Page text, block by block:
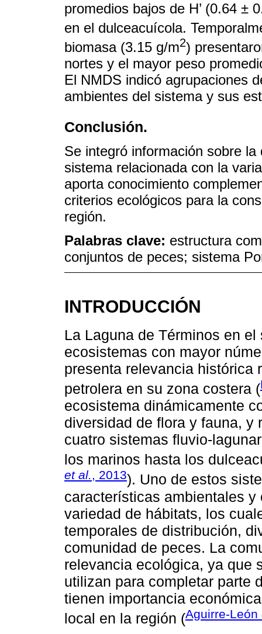
promedios bajos de H’ (0.64 ±
en el dulceacuícola.
biomasa (3.15 g/m2)
nortes y el mayor peso
El NMDS indicó agrupaciones
ambientes del sistema y sus
Conclusión.
Se integró información sobre
sistema relacionada con la
aporta conocimiento
criterios ecológicos para la
región.
Palabras clave: estructura
conjuntos de peces; sistema
INTRODUCCIÓN
La Laguna de Términos en
ecosistemas con mayor
presenta relevancia histórica
petrolera en su zona costera (
ecosistema dinámicamente
diversidad de flora y fauna, y
cuatro sistemas fluvio-
los marinos hasta los
et al., 2013). Uno de estos
características ambientales
variedad de hábitats, los
temporales de distribución,
comunidad de peces. La
relevancia ecológica, ya que
utilizan para completar parte
tienen importancia
local en la región (Aguirre-León